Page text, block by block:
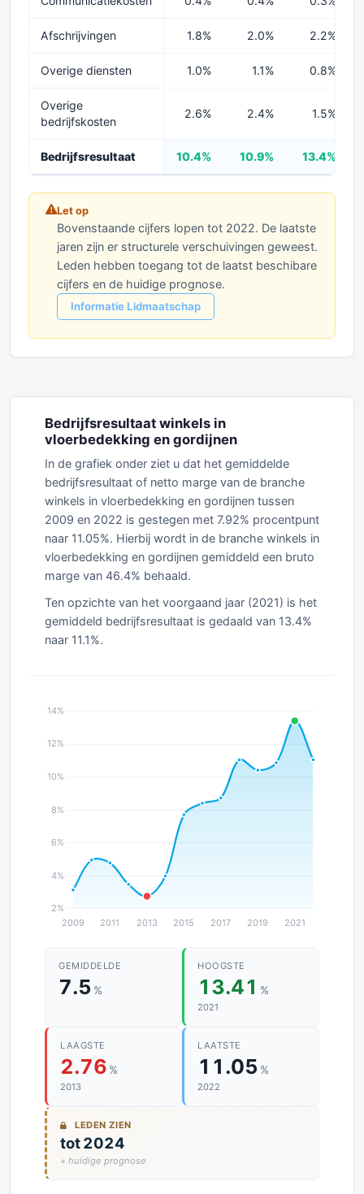
Afschrijvingen 1.8% 2.0% 2.2%
Overige diensten 1.0% 1.1% 0.8%
Overige
bedrijfskosten
2.6% 2.4% 1.5%
Bedrijfsresultaat 10.4% 10.9% 13.4%
Let op
Bovenstaande cijfers lopen tot 2022. De laatste
jaren zijn er structurele verschuivingen geweest.
Leden hebben toegang tot de laatst beschibare
cijfers en de huidige prognose.
Informatie Lidmaatschap
Bedrijfsresultaat winkels in
vloerbedekking en gordijnen
In de grafiek onder ziet u dat het gemiddelde
bedrijfsresultaat of netto marge van de branche
winkels in vloerbedekking en gordijnen tussen
2009 en 2022 is gestegen met 7.92% procentpunt
naar 11.05%. Hierbij wordt in de branche winkels in
vloerbedekking en gordijnen gemiddeld een bruto
marge van 46.4% behaald.
Ten opzichte van het voorgaand jaar (2021) is het
gemiddeld bedrijfsresultaat is gedaald van 13.4%
naar 11.1%.
GEMIDDELDE
7.5 %
HOOGSTE
13.41 %
2021
LAAGSTE
2.76 %
2013
LAATSTE
11.05 %
2022
LEDEN ZIEN
tot 2024
+ huidige prognose